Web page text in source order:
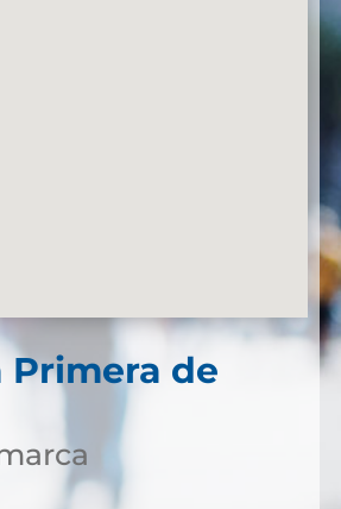
Primera de